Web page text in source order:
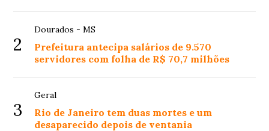
2
Dourados - MS
Prefeitura antecipa salários de 9.570
servidores com folha de R$ 70,7 milhões
3
Geral
Rio de Janeiro tem duas mortes e um
desaparecido depois de ventania